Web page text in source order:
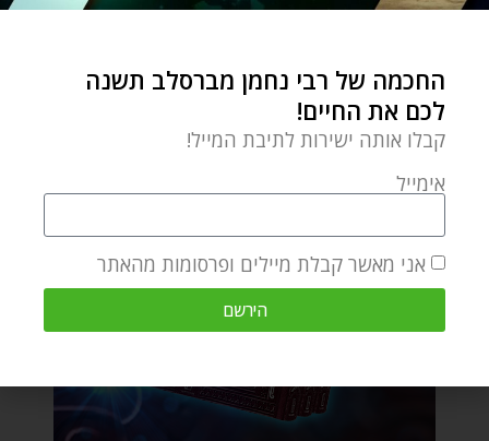
החכמה של רבי נחמן מברסלב תשנה
לכם את החיים!
קבלו אותה ישירות לתיבת המייל!
אימייל
אני מאשר קבלת מיילים ופרסומות מהאתר
הירשם